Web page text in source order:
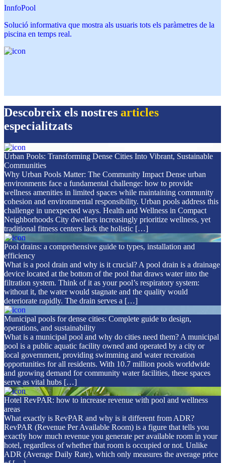
InnfoPool
Solució informativa que mostra als usuaris tots els paràmetres de la
piscina en temps real.
Descobreix els nostres articles
especialitzats
Urban Pools: Transforming Dense Cities Into Vibrant, Sustainable
Communities
Why Urban Pools Matter: The Community Impact Dense urban
environments face a fundamental challenge: how to provide
wellness amenities in limited spaces while maintaining community
cohesion and environmental responsibility. Urban pools address this
challenge in unexpected ways. Health and Wellness in Compact
Neighborhoods City dwellers increasingly prioritize wellness, yet
traditional fitness centers lack the holistic […]
Pool drains: a comprehensive guide to types, installation and
efficiency
What is a pool drain and why is it crucial? A pool drain is a drainage
device located at the bottom of the pool that draws water into the
filtration system. Think of it as your pool’s respiratory system:
without it, the water would stagnate and the quality would
deteriorate rapidly. The drain serves a […]
Municipal pools for dense cities: Complete guide to design,
operations, and sustainability
What is a municipal pool and why do cities need them? A municipal
pool is a public aquatic facility owned and operated by a city or
local government, providing swimming and water recreation
opportunities for all residents. With 10.7 million pools worldwide
and growing demand for community water facilities, these spaces
serve as vital hubs […]
Hotel RevPAR: how to increase revenue with pool and wellness
areas
What exactly is RevPAR and why is it different from ADR?
RevPAR (Revenue Per Available Room) is a figure that tells you
exactly how much revenue you generate per available room in your
hotel, regardless of whether that room is occupied or not. Unlike
ADR (Average Daily Rate), which only measures the average price